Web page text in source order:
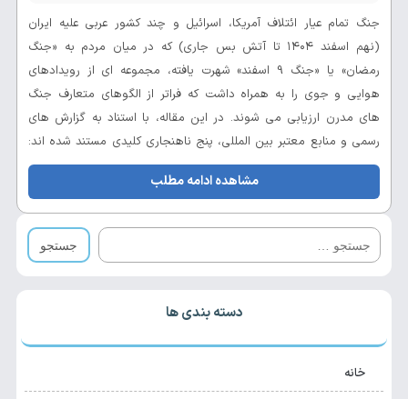
دسته بندی ها
خانه
جنگ تمام عیار ائتلاف آمریکا، اسرائیل و چند کشور عربی علیه ایران
(نهم اسفند ۱۴۰۴ تا آتش بس جاری) که در میان مردم به «جنگ
رمضان» یا «جنگ 9 اسفند» شهرت یافته، مجموعه ای از رویدادهای
هوایی و جوی را به همراه داشت که فراتر از الگوهای متعارف جنگ
های مدرن ارزیابی می شوند. در این مقاله، با استناد به گزارش های
رسمی و منابع معتبر بین المللی، پنج ناهنجاری کلیدی مستند شده اند:
طوفان ناگهانی طبس (۱۹۸۰)، سقوط KC-135 در عراق بدون اصابت
موشک، آتش خودی سامانه پاتریوت کویت، تغییر اقلیمی تمام...
مشاهده ادامه مطلب